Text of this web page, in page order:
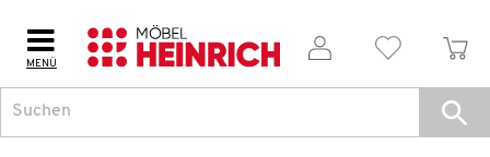
MENÜ
Weitere Artikel aus der Serie